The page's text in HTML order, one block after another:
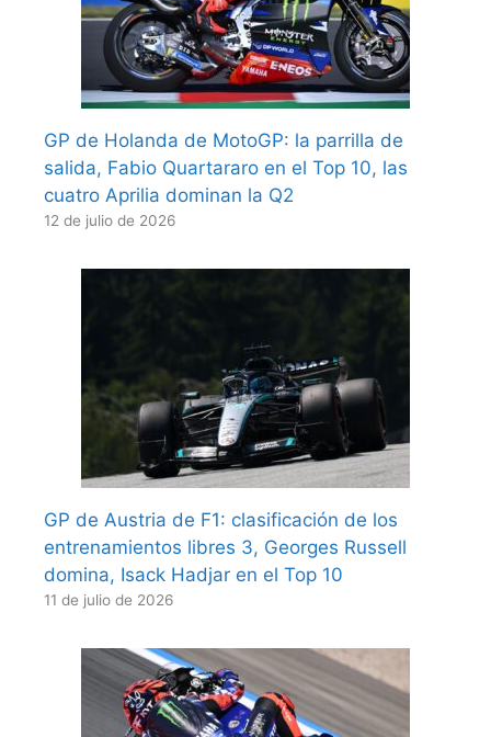
GP de Holanda de MotoGP: la parrilla de
salida, Fabio Quartararo en el Top 10, las
cuatro Aprilia dominan la Q2
12 de julio de 2026
GP de Austria de F1: clasificación de los
entrenamientos libres 3, Georges Russell
domina, Isack Hadjar en el Top 10
11 de julio de 2026